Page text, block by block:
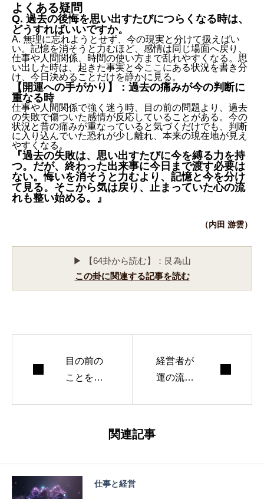
よくある疑問
Q. 過去の後悔を思い出すたびにつらくなる時は、
どうすればいいですか。
A. 無理に忘れようとせず、今の現実と分けて扱えばい
い。記憶を消そうと力むほど、感情は同じ場面へ戻り、
仕事や人間関係、時間の使い方まで乱れやすくなる。思
い出した時は、起きた事実と今ここにある状況を書き分
け、今日決めることだけを静かに見る。
【開運への手がかり】：過去の痛みが今の判断に
重なる時
仕事や人間関係で強く迷う時、目の前の問題より、過去
の失敗で傷ついた感情が反応していることがある。今の
状況と昔の痛みが重なっていると気づくだけでも、判断
に入り込んでいた恐れが少し離れ、本来の現在地が見え
やすくなる。
『過去の失敗は、思い出すたびに今を縛る力を持
つ。だが、終わった出来事に今日まで渡す必要は
ない。悔いを消そうと力むより、記憶と今を分け
て見る。そこから気は戻り、止まっていた心の流
れも整い始める。』
（内田 游雲）
▶ 【64卦から読む】：艮為山
この卦に関連する記事を読む
目の前の
ことを大
経営者が
運の流れ
関連記事
仕事と経営